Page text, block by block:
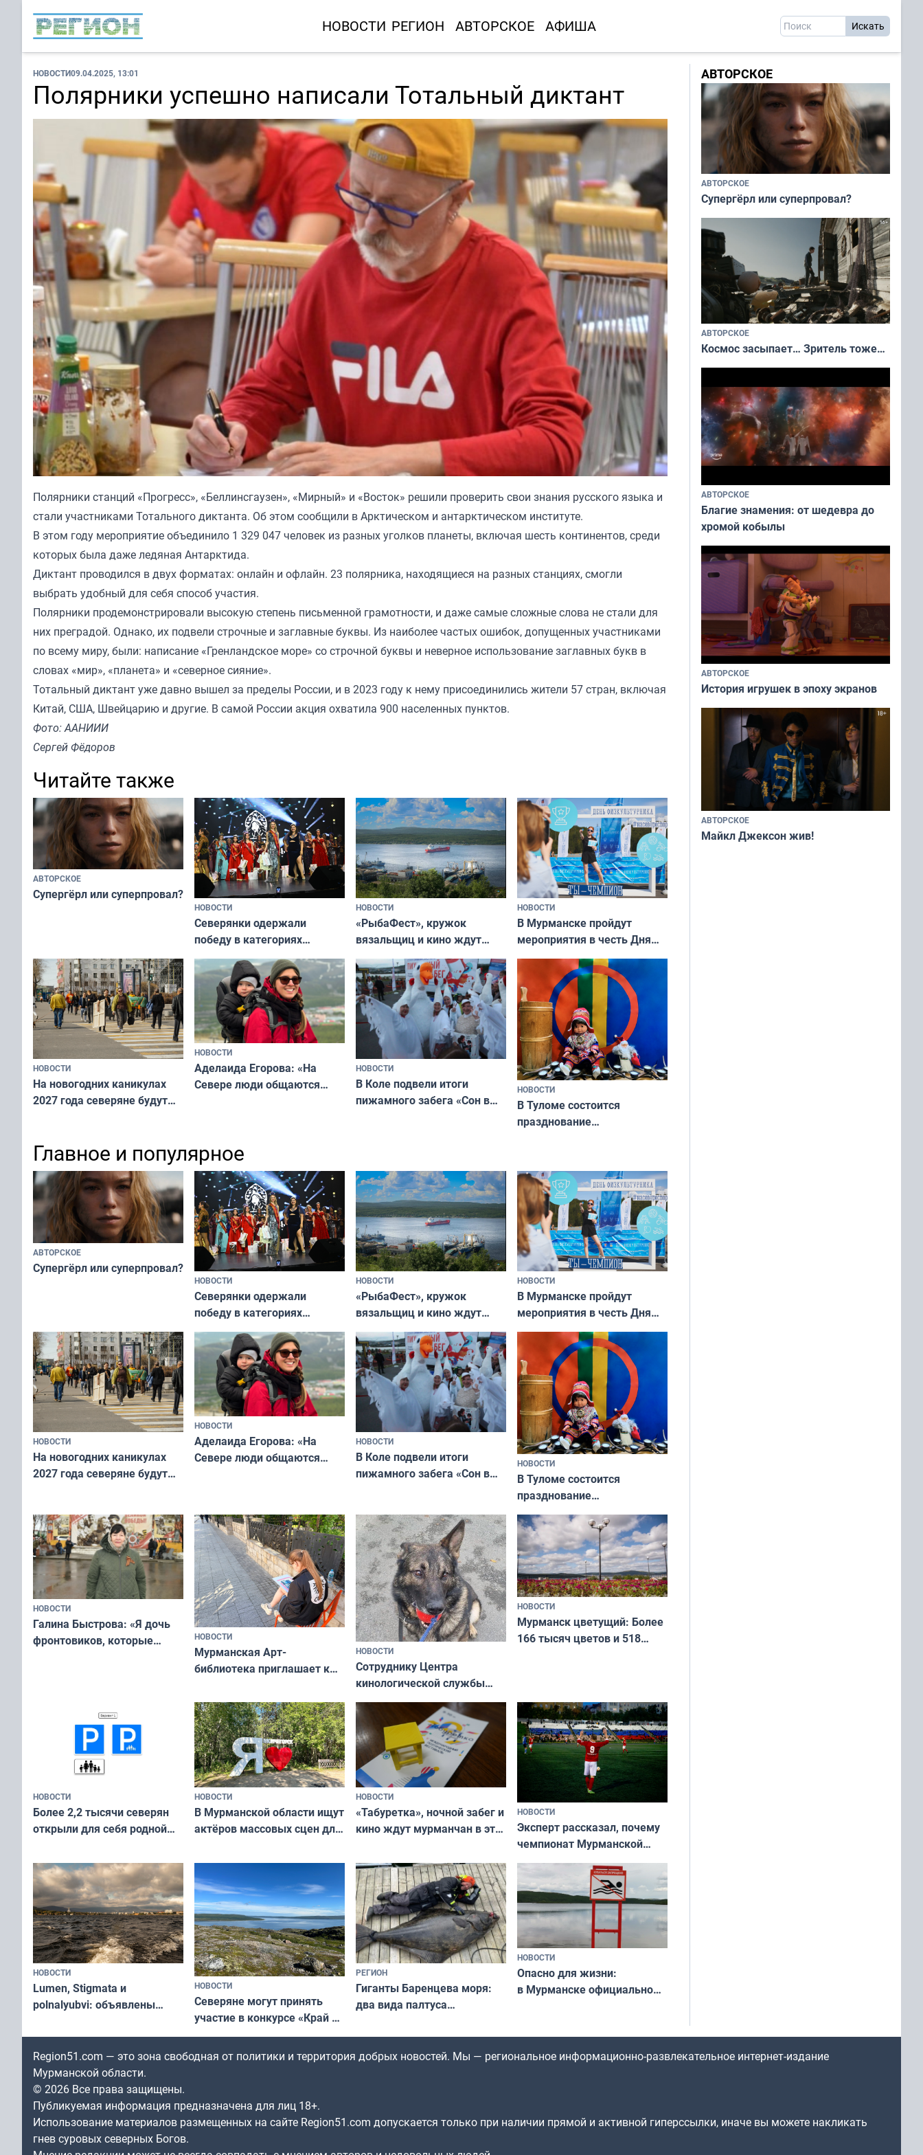
НОВОСТИ РЕГИОН АВТОРСКОЕ АФИША
НОВОСТИ09.04.2025, 13:01
Полярники успешно написали Тотальный диктант
Полярники станций «Прогресс», «Беллинсгаузен», «Мирный» и «Восток» решили проверить свои знания русского языка и
стали участниками Тотального диктанта. Об этом сообщили в Арктическом и антарктическом институте.
В этом году мероприятие объединило 1 329 047 человек из разных уголков планеты, включая шесть континентов, среди
которых была даже ледяная Антарктида.
Диктант проводился в двух форматах: онлайн и офлайн. 23 полярника, находящиеся на разных станциях, смогли
выбрать удобный для себя способ участия.
Полярники продемонстрировали высокую степень письменной грамотности, и даже самые сложные слова не стали для
них преградой. Однако, их подвели строчные и заглавные буквы. Из наиболее частых ошибок, допущенных участниками
по всему миру, были: написание «Гренландское море» со строчной буквы и неверное использование заглавных букв в
словах «мир», «планета» и «северное сияние».
Тотальный диктант уже давно вышел за пределы России, и в 2023 году к нему присоединились жители 57 стран, включая
Китай, США, Швейцарию и другие. В самой России акция охватила 900 населенных пунктов.
Фото: ААНИИИ
Сергей Фёдоров
Читайте также
АВТОРСКОЕ
Супергёрл или суперпровал?
НОВОСТИ
Северянки одержали
победу в категориях
всероссийского конкурса
«Мисс и Миссис Великая
Русь»
НОВОСТИ
«РыбаФест», кружок
вязальщиц и кино ждут
мурманчан в эти выходные
НОВОСТИ
В Мурманске пройдут
мероприятия в честь Дня
физкультурника
НОВОСТИ
На новогодних каникулах
2027 года северяне будут
НОВОСТИ
Аделаида Егорова: «На
Севере люди общаются
НОВОСТИ
В Коле подвели итоги
пижамного забега «Сон в
НОВОСТИ
В Туломе состоится
празднование
Главное и популярное
АВТОРСКОЕ
Супергёрл или суперпровал?
НОВОСТИ
Северянки одержали
победу в категориях
всероссийского конкурса
«Мисс и Миссис Великая
Русь»
НОВОСТИ
«РыбаФест», кружок
вязальщиц и кино ждут
мурманчан в эти выходные
НОВОСТИ
В Мурманске пройдут
мероприятия в честь Дня
физкультурника
НОВОСТИ
На новогодних каникулах
2027 года северяне будут
НОВОСТИ
Аделаида Егорова: «На
Севере люди общаются
НОВОСТИ
В Коле подвели итоги
пижамного забега «Сон в
НОВОСТИ
В Туломе состоится
празднование
Международного дня
коренных народов мира
НОВОСТИ
Галина Быстрова: «Я дочь
фронтовиков, которые
НОВОСТИ
Мурманская Арт-
библиотека приглашает к
и фотографов
НОВОСТИ
Сотруднику Центра
кинологической службы
ищут новый дом
НОВОСТИ
Мурманск цветущий: Более
166 тысяч цветов и 518
НОВОСТИ
Более 2,2 тысячи северян
открыли для себя родной
«Туризм для своих»
НОВОСТИ
В Мурманской области ищут
актёров массовых сцен для
короткометражном фильме
НОВОСТИ
«Табуретка», ночной забег и
кино ждут мурманчан в эти
НОВОСТИ
Эксперт рассказал, почему
чемпионат Мурманской
области по футболу остался
незамеченным
НОВОСТИ
Lumen, Stigmata и
polnalyubvi: объявлены
«Имандра» в 2026 года
НОВОСТИ
Северяне могут принять
участие в конкурсе «Край у
северной границы: фотогид
по Печенгскому округу»
РЕГИОН
Гиганты Баренцева моря:
два вида палтуса
НОВОСТИ
Опасно для жизни:
в Мурманске официально
АВТОРСКОЕ
АВТОРСКОЕ
Супергёрл или суперпровал?
АВТОРСКОЕ
Космос засыпает… Зритель тоже…
АВТОРСКОЕ
Благие знамения: от шедевра до
хромой кобылы
АВТОРСКОЕ
История игрушек в эпоху экранов
АВТОРСКОЕ
Майкл Джексон жив!
Region51.com — это зона свободная от политики и территория добрых новостей. Мы — региональное информационно-развлекательное интернет-издание
Мурманской области.
© 2026 Все права защищены.
Публикуемая информация предназначена для лиц 18+.
Использование материалов размещенных на сайте Region51.com допускается только при наличии прямой и активной гиперссылки, иначе вы можете накликать
гнев суровых северных Богов.